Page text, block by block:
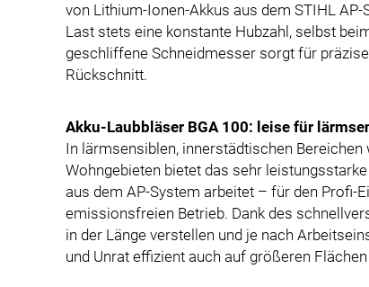
von Lithium-Ionen-Akkus aus dem STIHL
Last stets eine konstante Hubzahl, selbst
geschliffene Schneidmesser sorgt für
Rückschnitt.
Akku-Laubbläser BGA 100: leise für
In lärmsensiblen, innerstädtischen
Wohngebieten bietet das sehr
aus dem AP-System arbeitet – für den Profi-
emissionsfreien Betrieb. Dank des
in der Länge verstellen und je nach
und Unrat effizient auch auf größeren